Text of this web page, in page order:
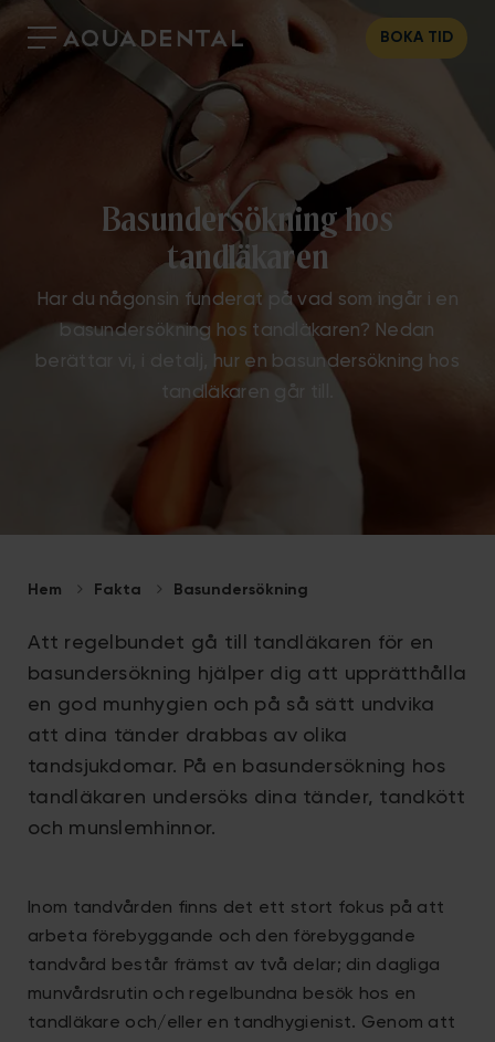
BOKA TID
Basundersökning hos
tandläkaren
Har du någonsin funderat på vad som ingår i en
basundersökning hos tandläkaren? Nedan
berättar vi, i detalj, hur en basundersökning hos
tandläkaren går till.
Hem Fakta Basundersökning
Att regelbundet gå till tandläkaren för en
basundersökning hjälper dig att upprätthålla
en god munhygien och på så sätt undvika
att dina tänder drabbas av olika
tandsjukdomar. På en basundersökning hos
tandläkaren undersöks dina tänder, tandkött
och munslemhinnor.
Inom tandvården finns det ett stort fokus på att
arbeta förebyggande och den förebyggande
tandvård består främst av två delar; din dagliga
munvårdsrutin och regelbundna besök hos en
tandläkare och/eller en tandhygienist. Genom att